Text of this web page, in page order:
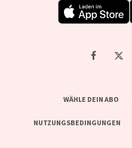
WÄHLE DEIN ABO
NUTZUNGSBEDINGUNGEN